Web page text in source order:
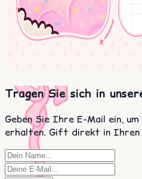
Tragen Sie sich in
Geben Sie Ihre E-Mail ein,
erhalten. Gift direkt in Ihren